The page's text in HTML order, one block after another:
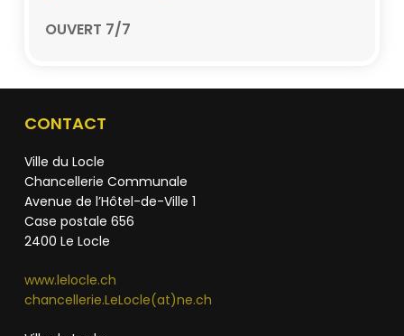
OUVERT 7/7
CONTACT
Ville du Locle
Chancellerie Communale
Avenue de l’Hôtel-de-Ville 1
Case postale 656
2400 Le Locle
www.lelocle.ch
chancellerie.LeLocle(at)ne.ch